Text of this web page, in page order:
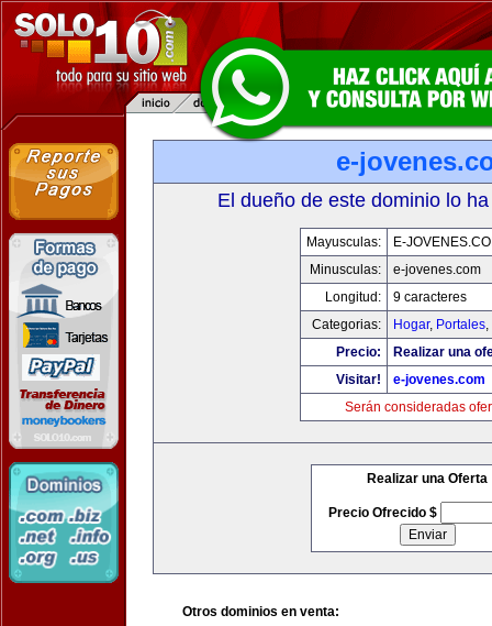
e-
El dueño de este dominio lo
Mayusculas:
E-
Minusculas:
e-jovenes.com
Longitud:
9 caracteres
Categorias:
Hogar, Portales,
Precio:
Realizar una
Visitar!
e-jovenes.com
Serán consideradas
Realizar una Oferta
Precio Ofrecido $
Otros dominios en venta: